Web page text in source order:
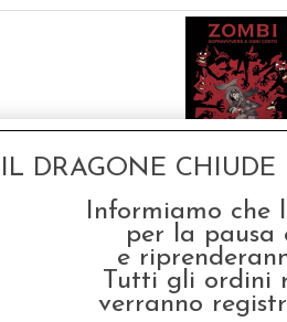
ZOMBI -
Ogni
€19,90
IL DRAGONE
Informiamo che
per la pausa
e
Tutti gli ordini
verranno